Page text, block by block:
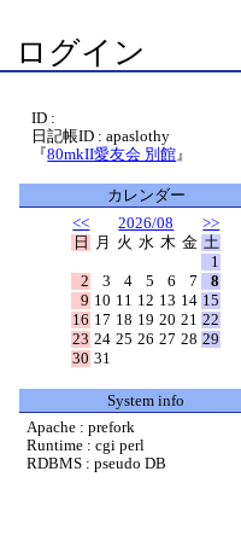
ログイン
ID :
日記帳ID : apaslothy
『80mkII愛友会 別館 』
カレンダー
<<
2026/08
>>
日
月 火 水 木 金 土
1
2
3 4 5 6 7
8
9 10 11 12 13 14 15
16 17 18 19 20 21 22
23 24 25 26 27 28 29
30 31
System info
Apache : prefork
Runtime : cgi perl
RDBMS : pseudo DB